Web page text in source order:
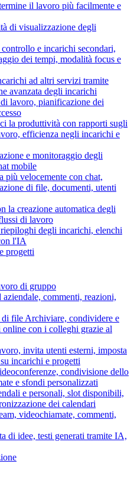
il lavoro più facilmente e
di visualizzazione degli
e incarichi secondari,
dei tempi, modalità focus e
ad altri servizi tramite
avanzata degli incarichi
lavoro, pianificazione dei
la produttività con rapporti sugli
efficienza negli incarichi e
e monitoraggio degli
mobile
più velocemente con chat,
di file, documenti, utenti
la creazione automatica degli
di lavoro
degli incarichi, elenchi
l'IA
progetti
di gruppo
aziendale, commenti, reazioni,
di file Archiviare, condividere e
con i colleghi grazie al
invita utenti esterni, imposta
incarichi e progetti
condivisione dello
e sfondi personalizzati
e personali, slot disponibili,
dei calendari
videochiamate, commenti,
di idee, testi generati tramite IA,